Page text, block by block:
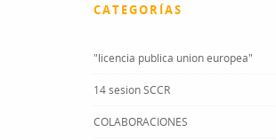
CATEGORÍAS
"licencia publica union europea"
14 sesion SCCR
COLABORACIONES